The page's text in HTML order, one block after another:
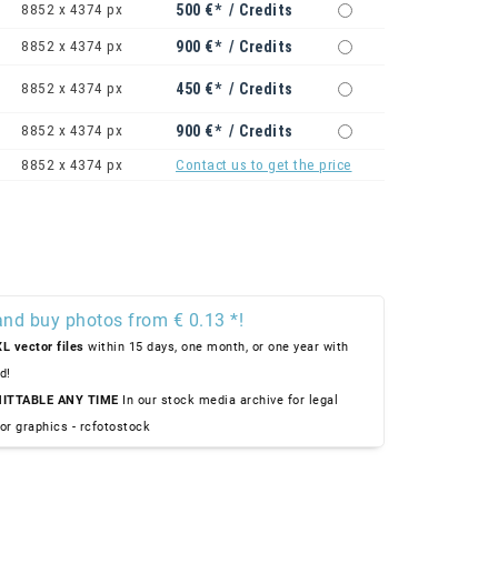
8852 x 4374 px 500 €* / Credits
8852 x 4374 px 900 €* / Credits
8852 x 4374 px 450 €* / Credits
8852 x 4374 px 900 €* / Credits
8852 x 4374 px Contact us to get the price
buy photos from € 0.13 *!
vector files within 15 days, one month, or one year with
ANY TIME In our stock media archive for legal
graphics - rcfotostock